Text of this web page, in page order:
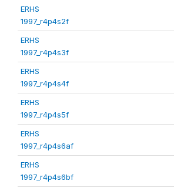
ERHS
1997_r4p4s2f
ERHS
1997_r4p4s3f
ERHS
1997_r4p4s4f
ERHS
1997_r4p4s5f
ERHS
1997_r4p4s6af
ERHS
1997_r4p4s6bf